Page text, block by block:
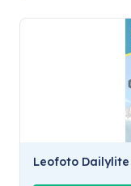
Leofoto Dailylite